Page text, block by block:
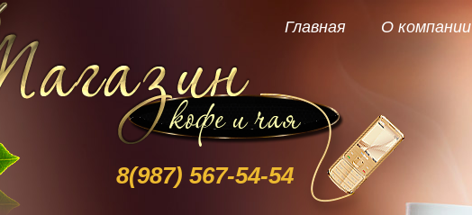
Главная О компании
8(987) 567-54-54